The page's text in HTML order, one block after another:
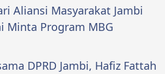
Aliansi Masyarakat Jambi
Minta Program MBG
DPRD Jambi, Hafiz Fattah